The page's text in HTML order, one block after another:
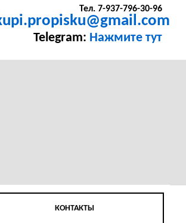
Тел. 7-937-796-30-96
Telegram: Нажмите тут
КОНТАКТЫ